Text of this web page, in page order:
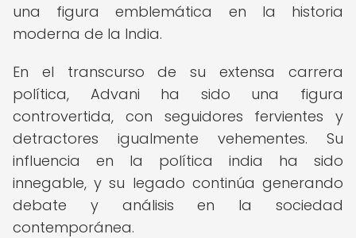
una figura emblemática en la historia
moderna de la India.
En el transcurso de su extensa carrera
política, Advani ha sido una figura
controvertida, con seguidores fervientes y
detractores igualmente vehementes. Su
influencia en la política india ha sido
innegable, y su legado continúa generando
debate y análisis en la sociedad
contemporánea.